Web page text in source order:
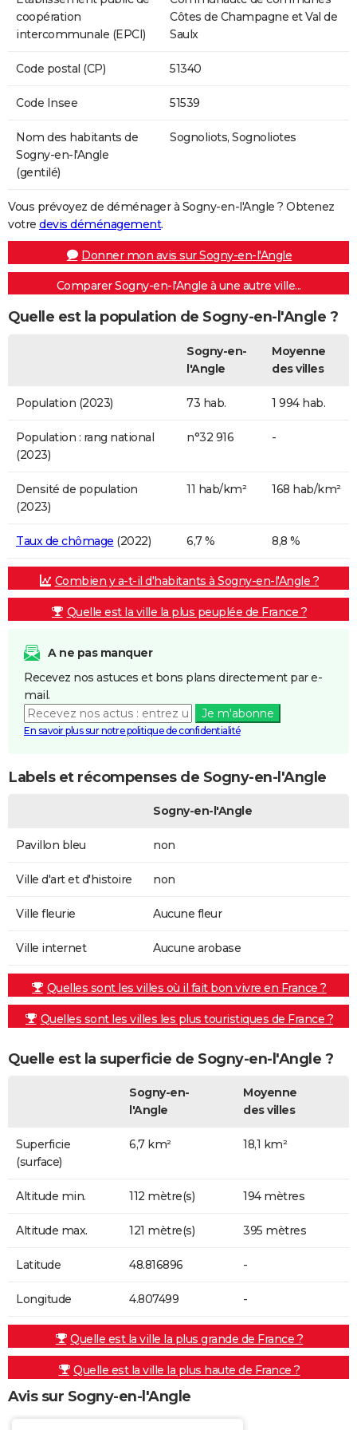
coopération
intercommunale (EPCI)
Côtes de Champagne et Val de
Saulx
Code postal (CP) 51340
Code Insee 51539
Nom des habitants de
Sogny-en-l'Angle
(gentilé)
Sognoliots, Sognoliotes
Vous prévoyez de déménager à Sogny-en-l'Angle ? Obtenez
votre devis déménagement.
Donner mon avis sur Sogny-en-l'Angle
Comparer Sogny-en-l'Angle à une autre ville...
Quelle est la population de Sogny-en-l'Angle ?
Sogny-en-
l'Angle
Moyenne
des villes
Population (2023) 73 hab. 1 994 hab.
Population : rang national
(2023)
n°32 916 -
Densité de population
(2023)
11 hab/km² 168 hab/km²
Taux de chômage (2022) 6,7 % 8,8 %
Combien y a-t-il d'habitants à Sogny-en-l'Angle ?
Quelle est la ville la plus peuplée de France ?
A ne pas manquer
Recevez nos astuces et bons plans directement par e-
mail.
Je m'abonne
En savoir plus sur notre politique de confidentialité
Labels et récompenses de Sogny-en-l'Angle
Sogny-en-l'Angle
Pavillon bleu non
Ville d'art et d'histoire non
Ville fleurie Aucune fleur
Ville internet Aucune arobase
Quelles sont les villes où il fait bon vivre en France ?
Quelles sont les villes les plus touristiques de France ?
Quelle est la superficie de Sogny-en-l'Angle ?
Sogny-en-
l'Angle
Moyenne
des villes
Superficie
(surface)
6,7 km² 18,1 km²
Altitude min. 112 mètre(s) 194 mètres
Altitude max. 121 mètre(s) 395 mètres
Latitude 48.816896 -
Longitude 4.807499 -
Quelle est la ville la plus grande de France ?
Quelle est la ville la plus haute de France ?
Avis sur Sogny-en-l'Angle